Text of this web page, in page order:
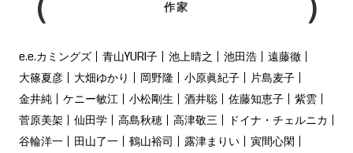
作家
e.e.カミングズ 青山YURI子 池上晴之 池田浩
遠藤徹
大篠夏彦
大畑ゆかり 岡野隆 小原眞紀子
片島麦子
金井純
ケニー敏江 小松剛生 酒井聡 佐藤知恵子
紫雲
菅原美架
仙田学 高島秋穂 高津敬三
ドイナ・チェルニカ
谷輪洋一
田山了一 鶴山裕司 露津まりい
寅間心閑